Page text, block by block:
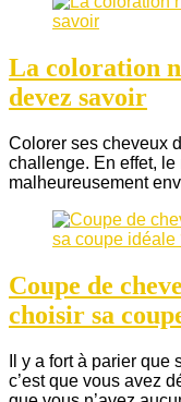
La coloration
devez savoir
Colorer ses cheveux
challenge. En effet,
malheureusement
Coupe de
choisir sa
Il y a fort à parier
c’est que vous avez